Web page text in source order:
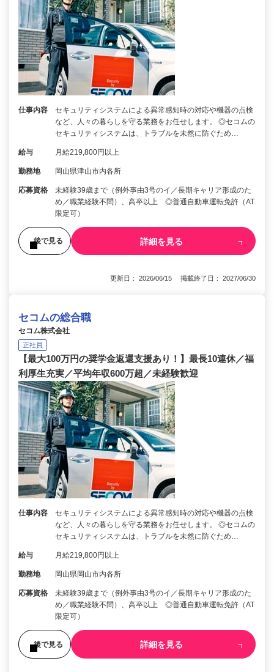
仕事内容
セキュリティシステムによる異常感知時の対応や機器の点検
など、人々の暮らしを守る業務をお任せします。 ◎セコムの
セキュリティシステムは、トラブルを未然に防ぐため…
給与 月給219,800円以上
勤務地 岡山県津山市内各所
応募資格
未経験39歳まで（例外事由3号のイ／長期キャリア形成のた
め／職業経験不問）、高卒以上 ◎普通自動車運転免許（AT
限定可）
後で見る 詳細を見る
更新日： 2026/06/15 掲載終了日： 2027/06/30
セコムの総合職
セコム株式会社
正社員
【最大100万円の奨学金返還支援あり！】最長10連休／福
利厚生充実／平均年収600万超／未経験歓迎
仕事内容
セキュリティシステムによる異常感知時の対応や機器の点検
など、人々の暮らしを守る業務をお任せします。 ◎セコムの
セキュリティシステムは、トラブルを未然に防ぐため…
給与 月給219,800円以上
勤務地 岡山県岡山市内各所
応募資格
未経験39歳まで（例外事由3号のイ／長期キャリア形成のた
め／職業経験不問）、高卒以上 ◎普通自動車運転免許（AT
限定可）
後で見る 詳細を見る